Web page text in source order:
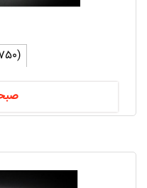
(24,750تومان)